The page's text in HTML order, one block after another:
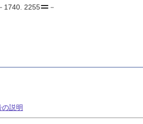
1740. 2255 －
説明